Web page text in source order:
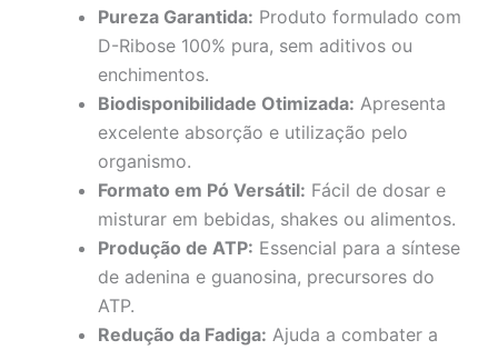
Pureza Garantida: Produto formulado com
D-Ribose 100% pura, sem aditivos ou
enchimentos.
Biodisponibilidade Otimizada: Apresenta
excelente absorção e utilização pelo
organismo.
Formato em Pó Versátil: Fácil de dosar e
misturar em bebidas, shakes ou alimentos.
Produção de ATP: Essencial para a síntese
de adenina e guanosina, precursores do
ATP.
Redução da Fadiga: Ajuda a combater a